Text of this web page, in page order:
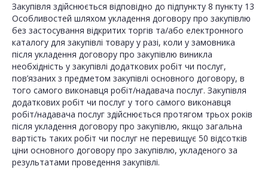
Закупівля здійснюється відповідно до підпункту 8 пункту 13
Особливостей шляхом укладення договору про закупівлю
без застосування відкритих торгів та/або електронного
каталогу для закупівлі товару у разі, коли у замовника
після укладення договору про закупівлю виникла
необхідність у закупівлі додаткових робіт чи послуг,
пов’язаних з предметом закупівлі основного договору, в
того самого виконавця робіт/надавача послуг. Закупівля
додаткових робіт чи послуг у того самого виконавця
робіт/надавача послуг здійснюється протягом трьох років
після укладення договору про закупівлю, якщо загальна
вартість таких робіт чи послуг не перевищує 50 відсотків
ціни основного договору про закупівлю, укладеного за
результатами проведення закупівлі.